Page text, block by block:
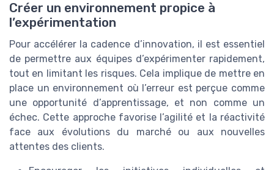
Créer un environnement propice à
l’expérimentation
Pour accélérer la cadence d’innovation, il est essentiel
de permettre aux équipes d’expérimenter rapidement,
tout en limitant les risques. Cela implique de mettre en
place un environnement où l’erreur est perçue comme
une opportunité d’apprentissage, et non comme un
échec. Cette approche favorise l’agilité et la réactivité
face aux évolutions du marché ou aux nouvelles
attentes des clients.